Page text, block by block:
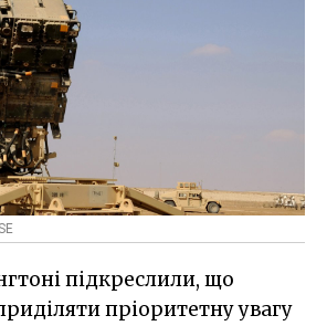
підкреслили, що
пріоритетну увагу